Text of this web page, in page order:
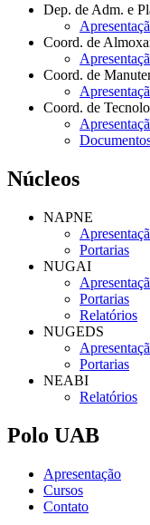
Dep. de Adm. e
Coord. de
Coord. de
Coord. de
Núcleos
NAPNE
Portarias
NUGAI
Portarias
Relatórios
NUGEDS
Portarias
NEABI
Relatórios
Polo UAB
Apresentação
Cursos
Contato